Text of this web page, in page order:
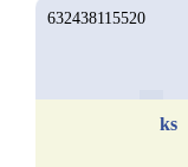
632438115520
ks